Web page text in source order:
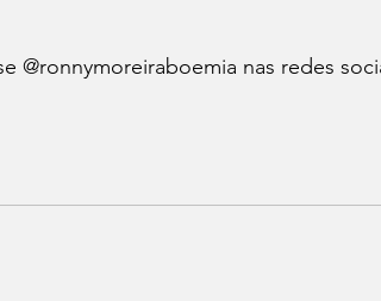
@ronnymoreiraboemia nas redes